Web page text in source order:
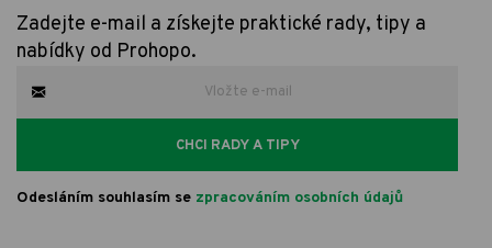
Zadejte e-mail a získejte praktické rady, tipy a
nabídky od Prohopo.
CHCI RADY A TIPY
Odesláním souhlasím se zpracováním osobních údajů